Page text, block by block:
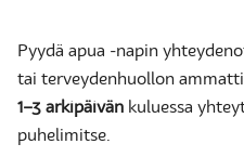
Pyydä apua -napin
tai terveydenhuollon
1–3 arkipäivän kuluessa
puhelimitse.